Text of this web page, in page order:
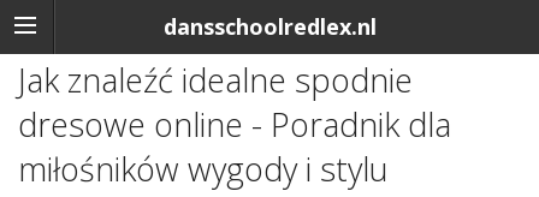
dansschoolredlex.nl
Jak znaleźć idealne spodnie
dresowe online - Poradnik dla
miłośników wygody i stylu